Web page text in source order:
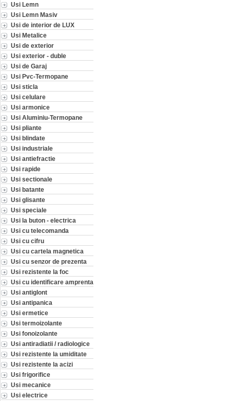
Usi Lemn
Usi Lemn Masiv
Usi de interior de LUX
Usi Metalice
Usi de exterior
Usi exterior - duble
Usi de Garaj
Usi Pvc-Termopane
Usi sticla
Usi celulare
Usi armonice
Usi Aluminiu-Termopane
Usi pliante
Usi blindate
Usi industriale
Usi antiefractie
Usi rapide
Usi sectionale
Usi batante
Usi glisante
Usi speciale
Usi la buton - electrica
Usi cu telecomanda
Usi cu cifru
Usi cu cartela magnetica
Usi cu senzor de prezenta
Usi rezistente la foc
Usi cu identificare amprenta
Usi antiglont
Usi antipanica
Usi ermetice
Usi termoizolante
Usi fonoizolante
Usi antiradiatii / radiologice
Usi rezistente la umiditate
Usi rezistente la acizi
Usi frigorifice
Usi mecanice
Usi electrice